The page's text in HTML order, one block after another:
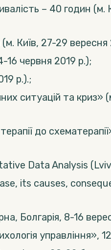
– 40 годин (м.
(м. Київ, 27-29 вересня
16 червня 2019 р.);
р.).;
ситуацій та криз»
до
Data Analysis
its causes,
Болгарія, 8-16
управління»,